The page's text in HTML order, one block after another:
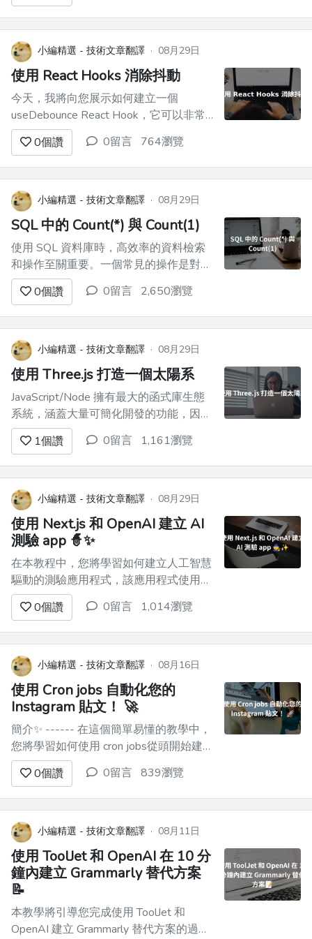
Requestly 如何透過減少對後端開發人員
的依賴來幫助您將前端應用程式的建置速
小編精選 - 技術文章翻譯 · 08月29日
使用 React Hooks 消除抖動
今天，我將向您展示如何建立一個
useDebounce React Hook，它可以非常
輕鬆地對 API 呼叫進行反跳操作，以確
保它們不會執行得太頻繁。我還製作了一
個使用我們的鉤子的演示。它搜尋
Marvel Comic API 並使用 useDebounce
來防止每次按鍵時觸發 API 呼叫。 ...
0個讚 0留言 764瀏覽
小編精選 - 技術文章翻譯 · 08月29日
SQL 中的 Count(*) 與 Count(1)
使用 SQL 資料庫時，高效率的資料檢索
和操作至關重要。一個常見的操作是對錶
中的行進行計數，這可以使用`COUNT`
函數來完成。此函數的兩個常用變體是
`COUNT(*)`和`COUNT(1)` 。儘管乍一看
它們似乎相同，但它們的用法存在細微的
差異和含義。本文將深入探討這些差異，
讓您清楚了解何時以及如...
0個讚 0留言 2,650瀏覽
小編精選 - 技術文章翻譯 · 08月29日
使用 Three.js 打造一個太陽系
JavaScript/Node 擁有最大的函式庫生態
系統，涵蓋大量可簡化開發的功能，因此
我始終可以選擇哪一個更適合您的目的。
然而，如果我們談論 3D 圖形，則沒有那
麼多很酷的選擇，而[Three.js]
(https://threejs.org/)可能是其中最好的，
並且擁有最大的社區。 那麼讓我...
1個讚 0留言 1,161瀏覽
小編精選 - 技術文章翻譯 · 08月29日
使用 Next.js 和 OpenAI 建立 AI
測驗 app 🧙✨
在本教程中，您將學習如何建立人工智慧
驅動的測驗應用程式，該應用程式使用戶
能夠選擇主題、回答與該主題相關的問
題，並在完成測驗後立即收到分數。 此
測驗的問題將使用 OpenAI API 動態生
成，方法是提供以所需 JSON 格式傳回問
題的特定提示。在建立此應用程式時，您
還將學習如何將 OpenAI...
0個讚 0留言 1,014瀏覽
小編精選 - 技術文章翻譯 · 08月16日
使用 Cron jobs 自動化您的
Instagram 貼文！ 🚀
簡介✨ ------ 在這個簡單易懂的教學中，
您將學習如何使用 cron jobs從頭開始建
立自己的 Instagram 自動化工具。 😎 **
您將學到什麼：👀** - 了解如何在
Python 專案中設定**日誌記錄**。 - 學習
使用**python-crontab**...
0個讚 0留言 839瀏覽
小編精選 - 技術文章翻譯 · 08月11日
使用 ToolJet 和 OpenAI 在 10 分
鐘內建立 Grammarly 替代方案
📝
本教學將引導您完成使用 ToolJet 和
OpenAI 建立 Grammarly 替代方案的過